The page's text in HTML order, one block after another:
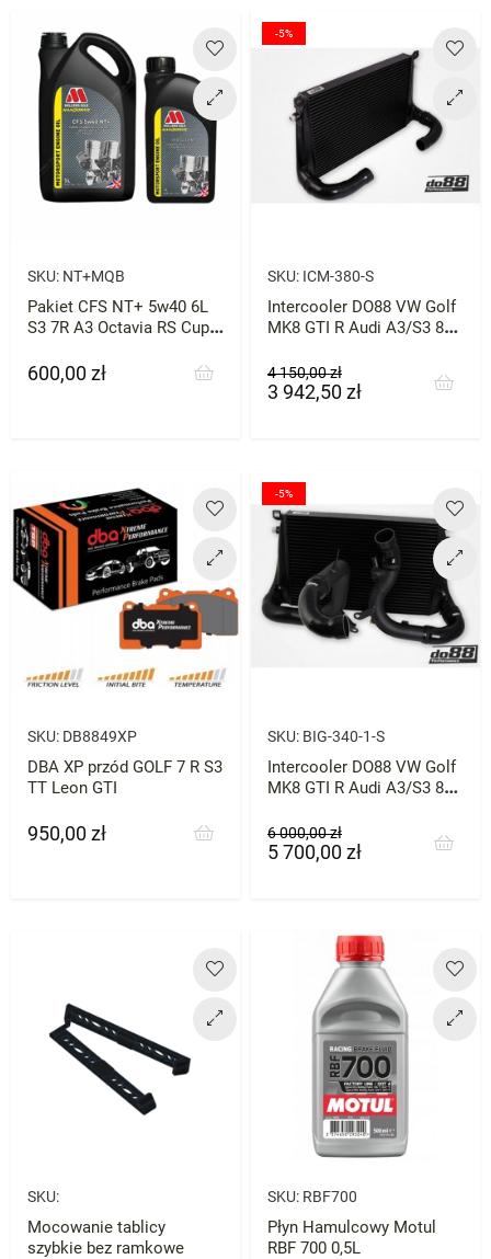
SKU: NT+MQB
Pakiet CFS NT+ 5w40 6L
S3 7R A3 Octavia RS Cupra
Cena
600,00 zł
SKU: ICM-380-S
Intercooler DO88 VW Golf
MK8 GTI R Audi A3/S3 8Y
Cena
podstawowa
4 150,00 złCena
3 942,50 zł
-5%
SKU: DB8849XP
DBA XP przód GOLF 7 R S3
TT Leon GTI
Cena
950,00 zł
SKU: BIG-340-1-S
Intercooler DO88 VW Golf
MK8 GTI R Audi A3/S3 8Y
Pack
Cena
podstawowa
6 000,00 złCena
5 700,00 zł
-5%
SKU:
Mocowanie tablicy
szybkie bez ramkowe
SKU: RBF700
Płyn Hamulcowy Motul
RBF 700 0,5L